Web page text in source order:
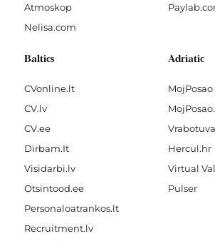
Atmoskop
Nelisa.com
Baltics
CVonline.lt
CV.lv
CV.ee
Dirbam.It
Visidarbi.lv
Otsintood.ee
Personaloatrankos.lt
Recruitment.lv
Adriatic
MojPosao
Hercul.hr
Virtual
Pulser